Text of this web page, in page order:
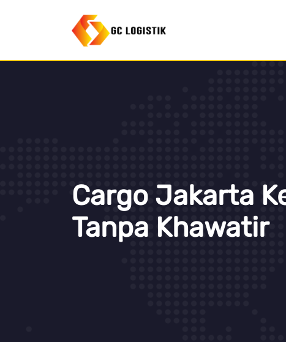
Cargo Jakarta
Tanpa Khawatir